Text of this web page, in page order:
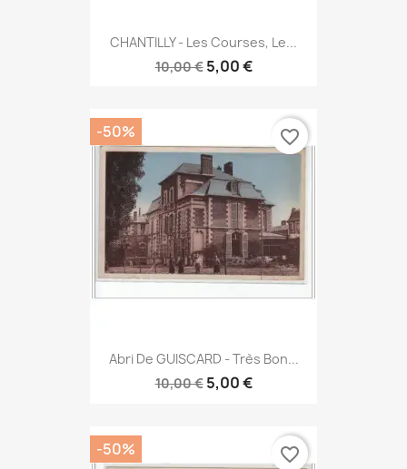
CHANTILLY - Les Courses, Le...
10,00 € 5,00 €
Abri De GUISCARD - Très Bon...
10,00 € 5,00 €
-50% favorite_border
-50% favorite_border